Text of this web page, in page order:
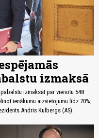
izmaksā
izmaksāt par vienotu 548
ienākumu aizvietojumu līdz 70%,
Andris Kulbergs (AS).